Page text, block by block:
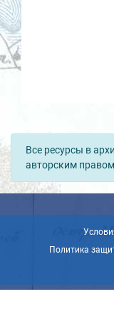
Все ресурсы в
авторским
Политика